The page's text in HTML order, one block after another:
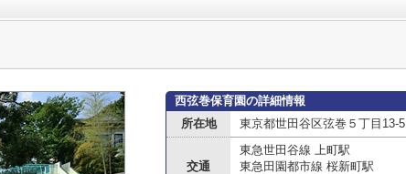
西弦巻保育園の詳細情報
所在地
東京都世田谷区弦巻５丁目13-5
交通
東急世田谷線 上町駅
東急田園都市線 桜新町駅